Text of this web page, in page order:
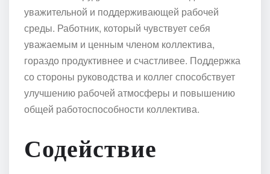
уважительной и поддерживающей рабочей
среды. Работник, который чувствует себя
уважаемым и ценным членом коллектива,
гораздо продуктивнее и счастливее. Поддержка
со стороны руководства и коллег способствует
улучшению рабочей атмосферы и повышению
общей работоспособности коллектива.
Содействие